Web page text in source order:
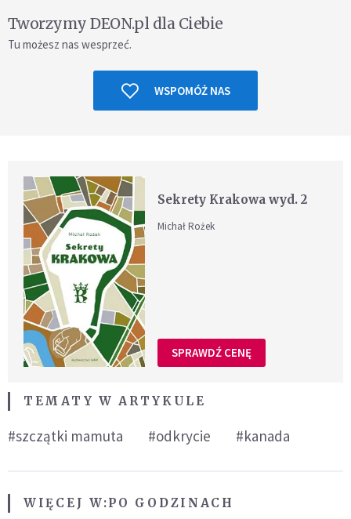
Tworzymy DEON.pl dla Ciebie
Tu możesz nas wesprzeć.
WSPOMÓŻ NAS
Sekrety Krakowa wyd. 2
Michał Rożek
SPRAWDŹ CENĘ
TEMATY W ARTYKULE
#szczątki mamuta #odkrycie #kanada
WIĘCEJ W:PO GODZINACH